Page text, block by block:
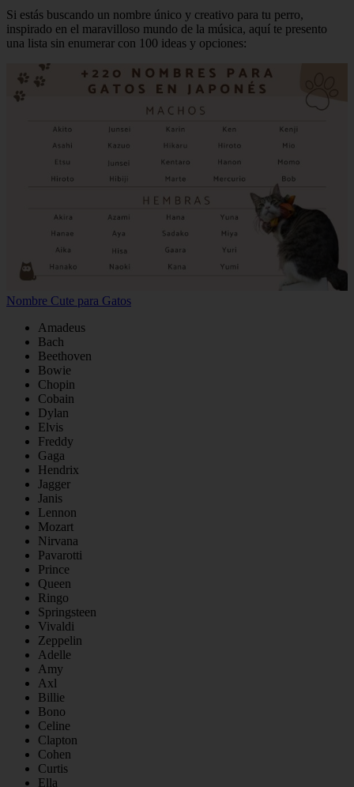
Si estás buscando un nombre único y creativo para tu perro,
inspirado en el maravilloso mundo de la música, aquí te presento
una lista sin enumerar con 100 ideas y opciones:
Nombre Cute para Gatos
Amadeus
Bach
Beethoven
Bowie
Chopin
Cobain
Dylan
Elvis
Freddy
Gaga
Hendrix
Jagger
Janis
Lennon
Mozart
Nirvana
Pavarotti
Prince
Queen
Ringo
Springsteen
Vivaldi
Zeppelin
Adelle
Amy
Axl
Billie
Bono
Celine
Clapton
Cohen
Curtis
Ella